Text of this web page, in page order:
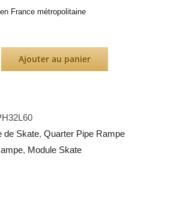
France métropolitaine
Ajouter au panier
de Skate, Quarter Pipe Rampe
, Module Skate